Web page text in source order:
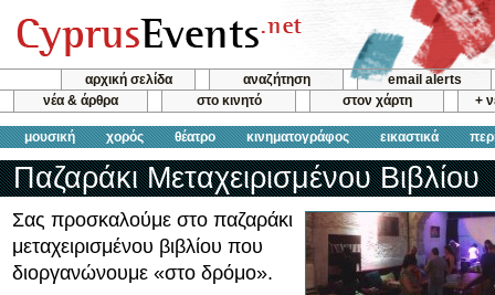
αρχική σελίδα αναζήτηση
email alerts
νέα & άρθρα
στο κινητό στον χάρτη +
μουσική χορός θέατρο κινηματογράφος εικαστικά
Παζαράκι Μεταχειρισμένου Βιβλίου
Σας προσκαλούμε στο παζαράκι
μεταχειρισμένου βιβλίου που
διοργανώνουμε «στο δρόμο».